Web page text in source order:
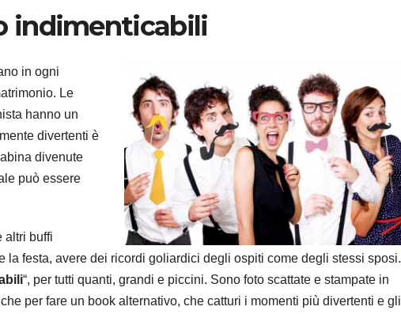
indimenticabili
in ogni
Le
hanno un
divertenti è
divenute
può essere
altri buffi
la festa, avere dei ricordi goliardici degli ospiti come degli stessi sposi.
“, per tutti quanti, grandi e piccini. Sono foto scattate e stampate in
per fare un book alternativo, che catturi i momenti più divertenti e gli